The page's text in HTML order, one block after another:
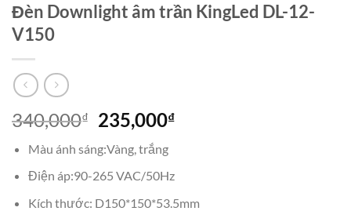
Đèn Downlight âm trần KingLed DL-12-
V150
340,000₫
Giá
là:
340,000₫.
235,000₫Giá
là:
235,000₫.
Màu ánh sáng:Vàng, trắng
Điện áp:90-265 VAC/50Hz
Kích thước: D150*150*53.5mm